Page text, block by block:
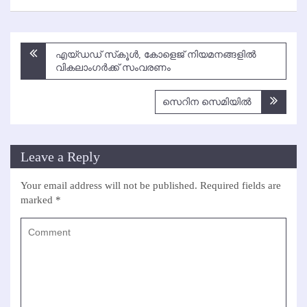
Post
navigation
എയ്ഡഡ് സ്‌കൂള്‍, കോളെജ് നിയമനങ്ങളില്‍
വികലാംഗര്‍ക്ക് സംവരണം
സെറിന സെമിയില്‍
Leave a Reply
Your email address will not be published. Required fields are
marked *